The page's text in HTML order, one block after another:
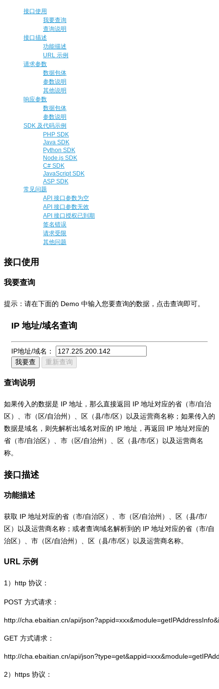
接口使用
我要查询
查询说明
接口描述
功能描述
URL 示例
请求参数
数据包体
参数说明
其他说明
响应参数
数据包体
参数说明
SDK 及代码示例
PHP SDK
Java SDK
Python SDK
Node.js SDK
C# SDK
JavaScript SDK
ASP SDK
常见问题
API 接口参数为空
API 接口参数无效
API 接口授权已到期
签名错误
请求受限
其他问题
接口使用
我要查询
提示：请在下面的 Demo 中输入您要查询的数据，点击查询即可。
IP 地址/域名查询
IP地址/域名：
我要查
重新查询
查询说明
如果传入的数据是 IP 地址，那么直接返回 IP 地址对应的省（市/自治
区）、市（区/自治州）、区（县/市/区）以及运营商名称；如果传入的
数据是域名，则先解析出域名对应的 IP 地址，再返回 IP 地址对应的
省（市/自治区）、市（区/自治州）、区（县/市/区）以及运营商名
称。
接口描述
功能描述
获取 IP 地址对应的省（市/自治区）、市（区/自治州）、区（县/市/
区）以及运营商名称；或者查询域名解析到的 IP 地址对应的省（市/自
治区）、市（区/自治州）、区（县/市/区）以及运营商名称。
URL 示例
1） http 协议：
POST 方式请求：
http://cha.ebaitian.cn/api/
GET 方式请求：
http://cha.ebaitian.cn/api/
2） https 协议：